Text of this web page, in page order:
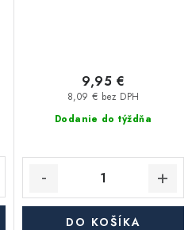
Dodanie do týždňa
8,09 € bez DPH
9,95 €
DO KOŠÍKA